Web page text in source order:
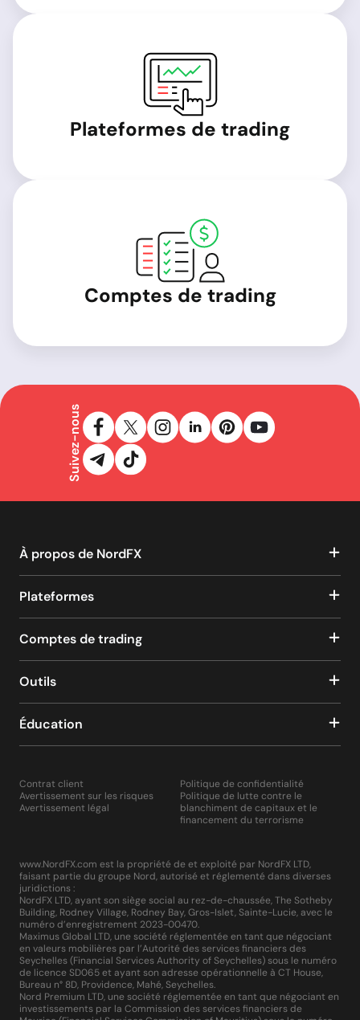
Plateformes de trading
Comptes de trading
Suivez-nous
À propos de NordFX
Plateformes
Comptes de trading
Outils
Éducation
Contrat client
Avertissement sur les risques
Avertissement légal
Politique de confidentialité
Politique de lutte contre le
blanchiment de capitaux et le
financement du terrorisme
www.NordFX.com est la propriété de et exploité par NordFX LTD,
faisant partie du groupe Nord, autorisé et réglementé dans diverses
juridictions :
NordFX LTD, ayant son siège social au rez-de-chaussée, The Sotheby
Building, Rodney Village, Rodney Bay, Gros-Islet, Sainte-Lucie, avec le
numéro d’enregistrement 2023-00470.
Maximus Global LTD, une société réglementée en tant que négociant
en valeurs mobilières par l’Autorité des services financiers des
Seychelles (Financial Services Authority of Seychelles) sous le numéro
de licence SD065 et ayant son adresse opérationnelle à CT House,
Bureau n° 8D, Providence, Mahé, Seychelles.
Nord Premium LTD, une société réglementée en tant que négociant en
investissements par la Commission des services financiers de